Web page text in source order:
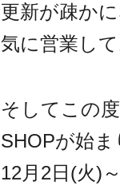
o
k
更新が疎か
気に営業し
そしてこの
SHOPが始ま
12月2日(火)